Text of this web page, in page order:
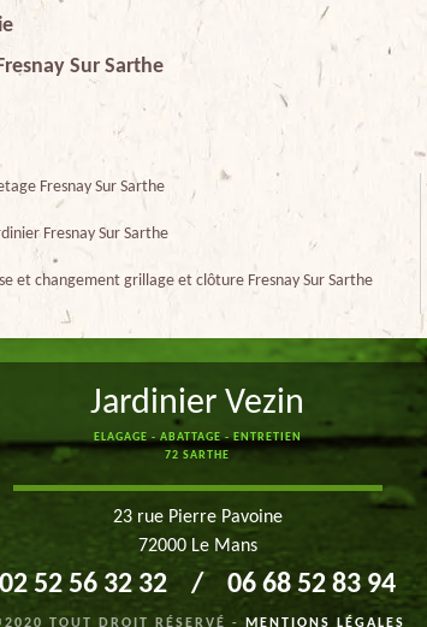
Sur Sarthe
Fresnay Sur Sarthe
Fresnay Sur Sarthe
et changement grillage et clôture Fresnay Sur Sarthe
Jardinier Vezin
ELAGAGE - ABATTAGE - ENTRETIEN
72 SARTHE
23 rue Pierre Pavoine
72000 Le Mans
02 52 56 32 32 / 06 68 52 83 94
TOUT DROIT RÉSERVÉ - MENTIONS LÉGALES